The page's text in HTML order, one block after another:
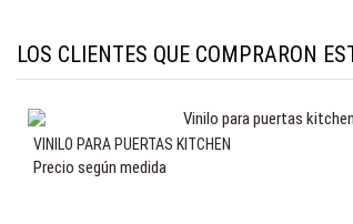
LOS CLIENTES QUE COMPRARON
VINILO PARA PUERTAS KITCHEN
Precio según medida